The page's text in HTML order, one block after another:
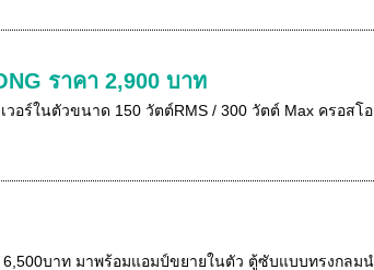
ราคา 2,900 บาท
วอร์ในตัวขนาด 150 วัตต์RMS / 300 วัตต์ Max ครอส
6,500บาท มาพร้อมแอมป์ขยายในตัว ตู้ซับแบบทรงกล